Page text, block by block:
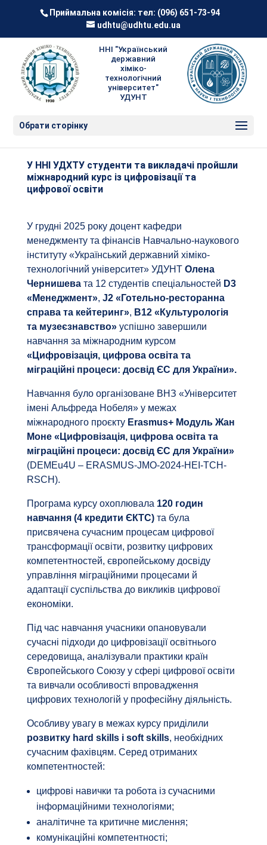
Приймальна комісія: тел: (096) 651-73-94
udhtu@udhtu.edu.ua
ННІ "Український
державний
хіміко-
технологічний
університет"
УДУНТ
Обрати сторінку
У ННІ УДХТУ студенти та викладачі пройшли
міжнародний курс із цифровізації та
цифрової освіти
У грудні 2025 року доцент кафедри
менеджменту та фінансів Навчально-наукового
інституту «Український державний хіміко-
технологічний університет» УДУНТ Олена
Чернишевата 12 студентів спеціальностей D3
«Менеджмент», J2 «Готельно-ресторанна
справа та кейтеринг», В12 «Культурологія
та музеєзнавство»успішно завершили
навчання за міжнародним курсом
«Цифровізація, цифрова освіта та
міграційні процеси: досвід ЄС для України».
Навчання було організоване ВНЗ «Університет
імені Альфреда Нобеля» у межах
міжнародного проєкту Erasmus+ Модуль Жан
Моне «Цифровізація, цифрова освіта та
міграційні процеси: досвід ЄС для України»
(DEMEu4U – ERASMUS-JMO-2024-HEI-TCH-
RSCH).
Програма курсу охоплювала 120 годин
навчання (4 кредити ЄКТС)та була
присвячена сучасним процесам цифрової
трансформації освіти, розвитку цифрових
компетентностей, європейському досвіду
управління міграційними процесами й
адаптації суспільства до викликів цифрової
економіки.
Під час навчання учасники опановували
сучасні підходи до цифровізації освітнього
середовища, аналізували практики країн
Європейського Союзу у сфері цифрової освіти
та вивчали особливості впровадження
цифрових технологій у професійну діяльність.
Особливу увагу в межах курсу приділили
розвитку hard skills і soft skills, необхідних
сучасним фахівцям. Серед отриманих
компетентностей:
цифрові навички та робота із сучасними
інформаційними технологіями;
аналітичне та критичне мислення;
комунікаційні компетентності;